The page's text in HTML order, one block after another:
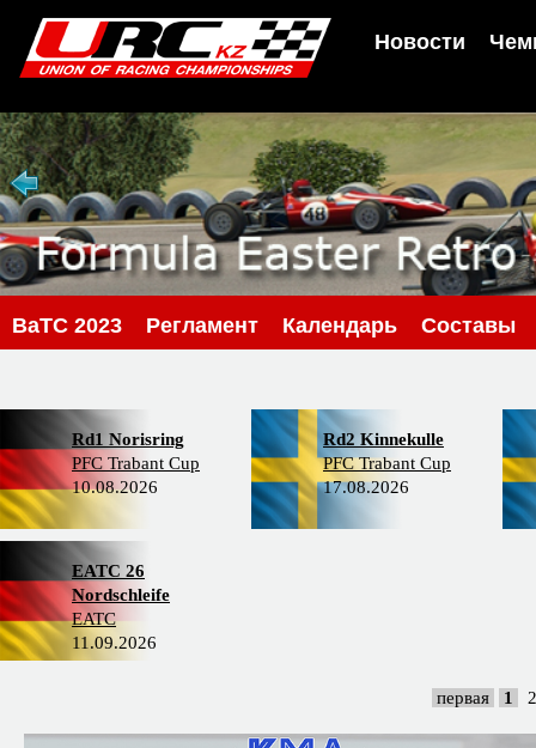
Новости
BaTC 2023 Регламент Календарь Составы
Rd1 Norisring
PFC Trabant Cup
10.08.2026
Rd2 Kinnekulle
PFC Trabant Cup
17.08.2026
EATC 26
Nordschleife
EATC
11.09.2026
первая 1